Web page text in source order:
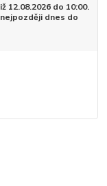
12.08.2026 do 10:00.
dnes do